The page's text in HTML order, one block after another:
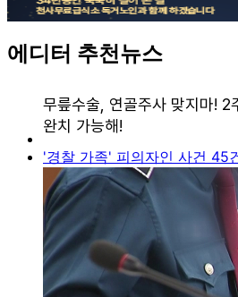
에디터 추천뉴스
'경찰 가족' 피의자인 사건 45